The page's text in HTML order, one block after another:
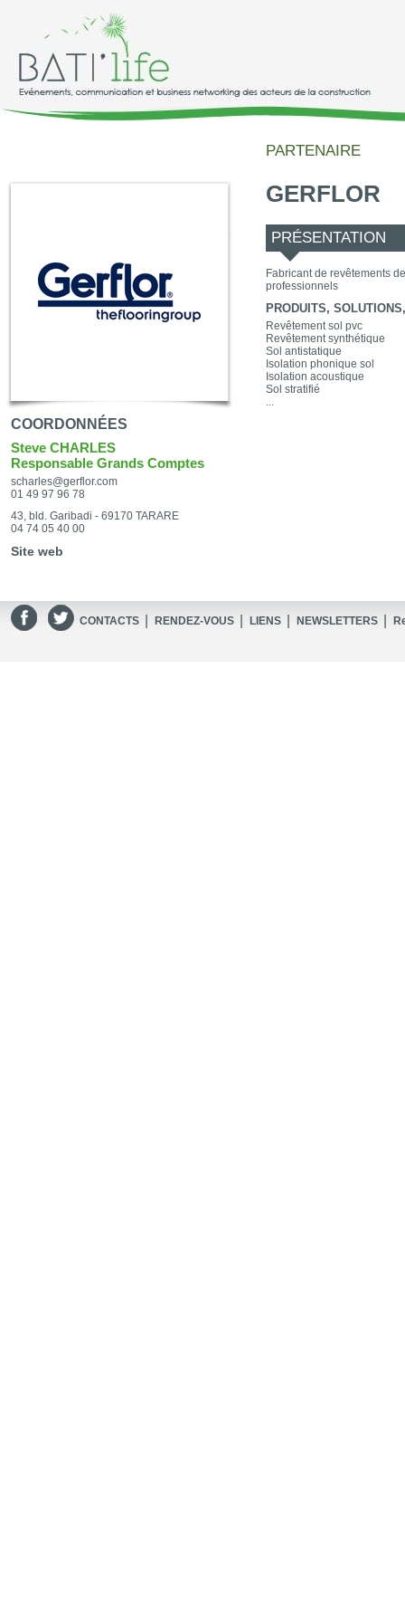
PARTENAIRE
COORDONNÉES
Steve CHARLES
Responsable Grands Comptes
scharles@gerflor.com
01 49 97 96 78
43, bld. Garibadi - 69170 TARARE
04 74 05 40 00
Site web
GERFLOR
PRÉSENTATION
Fabricant de revêtements
professionnels
PRODUITS,
Revêtement sol pvc
Revêtement synthétique
Sol antistatique
Isolation phonique sol
Isolation acoustique
Sol stratifié
...
CONTACTS RENDEZ-VOUS LIENS NEWSLETTERS